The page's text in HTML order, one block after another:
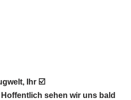
Ihr ☑️
sehen wir uns bald